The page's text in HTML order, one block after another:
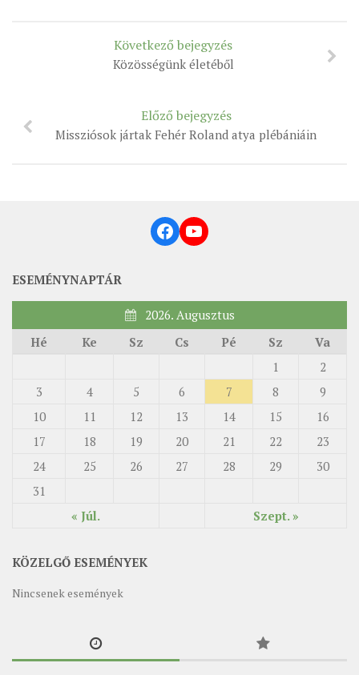
KOORDINÁLÓ BIZOTTSÁG
ZSINATI TAGOK
ZSINATI HÍREK-ÚJSÁG
Következő bejegyzés
Közösségünk életéből
Előző bejegyzés
Missziósok jártak Fehér Roland atya plébániáin
Facebook
YouTube
ESEMÉNYNAPTÁR
2026. Augusztus
Hé
Ke Sz Cs Pé Sz Va
« Júl. Szept. »
1
2
3
4 5 6 7 8
9
10
11 12 13 14 15
16
17
18 19 20 21 22
23
24
25 26 27 28 29
30
31
KÖZELGŐ ESEMÉNYEK
Nincsenek események